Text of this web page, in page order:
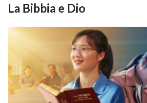
La Bibbia e Dio